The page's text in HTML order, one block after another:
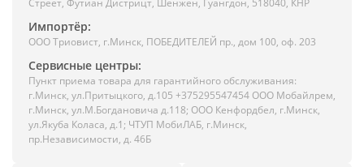
Импортёр:
ООО Триовист, г.Минск, ПОБЕДИТЕЛЕЙ пр., дом 100, оф. 203
Сервисные центры:
Пункт приема товара для гарантийного обслуживания:
г.Минск, ул.Притыцкого, д.105 +375295547454 ООО Мобайлрем,
г.Минск, ул.М.Богдановича д.118; ООО Кенфордбел, г.Минск,
ул.Якуба Коласа, д.1; ЧТУП МобиЛАБ, г.Минск,
пр.Независимости, д. 46Б